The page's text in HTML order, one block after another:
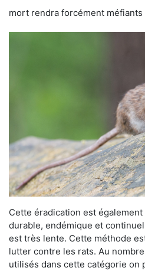
mort rendra forcément
Cette éradication est
durable, endémique et
est très lente. Cette méthode
lutter contre les rats. Au
utilisés dans cette catégorie on